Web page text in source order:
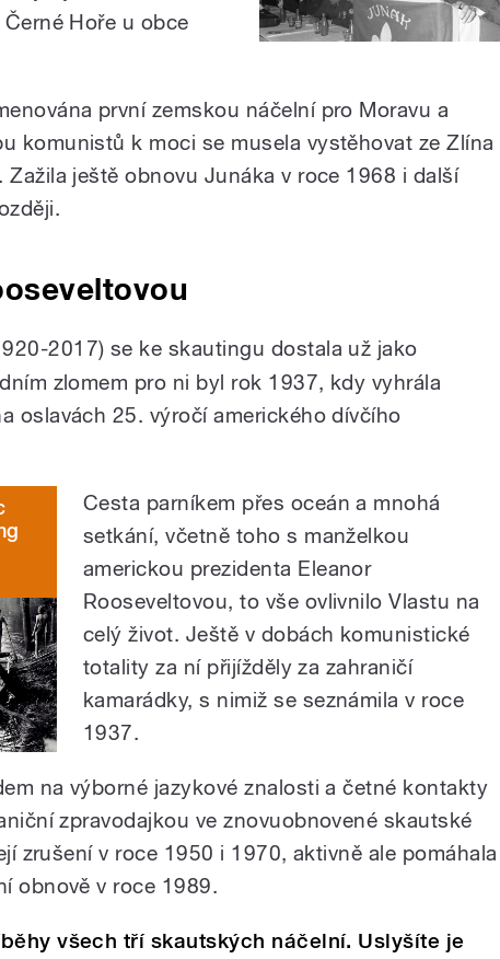
Hoře u obce
první zemskou náčelní pro Moravu a
komunistů k moci se musela vystěhovat ze Zlína
Zažila ještě obnovu Junáka v roce 1968 i další
2017) se ke skautingu dostala už jako
zlomem pro ni byl rok 1937, kdy vyhrála
oslavách 25. výročí amerického dívčího
Cesta parníkem přes oceán a mnohá
setkání, včetně toho s manželkou
americkou prezidenta Eleanor
Rooseveltovou, to vše ovlivnilo Vlastu na
celý život. Ještě v dobách komunistické
totality za ní přijížděly za zahraničí
kamarádky, s nimiž se seznámila v roce
1937.
na výborné jazykové znalosti a četné kontakty
zpravodajkou ve znovuobnovené skautské
zrušení v roce 1950 i 1970, aktivně ale pomáhala
obnově v roce 1989.
všech tří skautských náčelní. Uslyšíte je